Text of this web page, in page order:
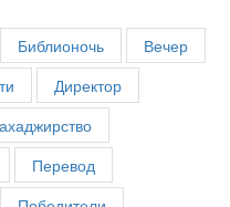
Библионочь
Вечер
Директор
Перевод